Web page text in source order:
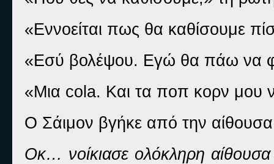
«Εννοείται πως θα καθίσουμε
«Εσύ βολέψου. Εγώ θα πάω να
«Μια cola. Και τα ποπ κορν μου
Ο Σάιμον βγήκε από την
Οκ… νοίκιασε ολόκληρη αίθουσα